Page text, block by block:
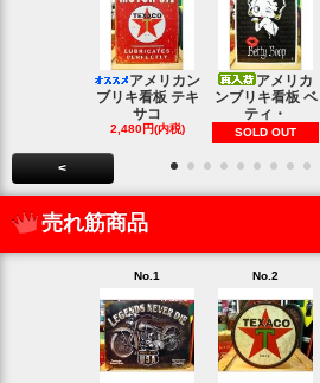
アメリカン
ブリキ看板 テキ
サコ
2,480円(内税)
アメリカ
ンブリキ看板 ベ
ティ・
SOLD OUT
<
売れ筋商品
No.1 No.2